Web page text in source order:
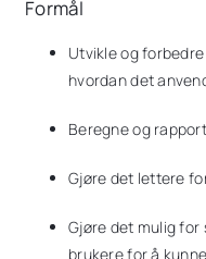
Formål
Utvikle og
hvordan det
Beregne og
Gjøre det lettere
Gjøre det mulig
brukere for å